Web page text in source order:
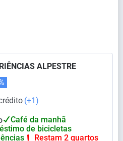
ALPESTRE
(+1)
Café da manhã
de bicicletas
Restam 2 quartos